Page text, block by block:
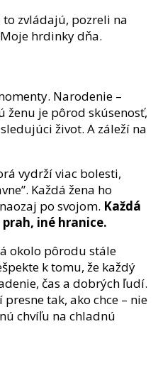
to zvládajú, pozreli na
hrdinky dňa.
Narodenie –
ženu je pôrod skúsenosť,
život. A záleží na
vydrží viac bolesti,
Každá žena ho
po svojom. Každá
iné hranice.
okolo pôrodu stále
k tomu, že každý
čas a dobrých ľudí.
tak, ako chce – nie
chvíľu na chladnú